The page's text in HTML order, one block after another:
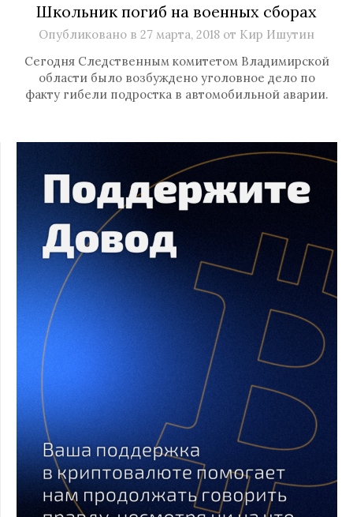
Школьник погиб на военных сборах
Опубликовано в 27 марта, 2018 от Кир Ишутин
Сегодня Следственным комитетом Владимирской
области было возбуждено уголовное дело по
факту гибели подростка в автомобильной аварии.